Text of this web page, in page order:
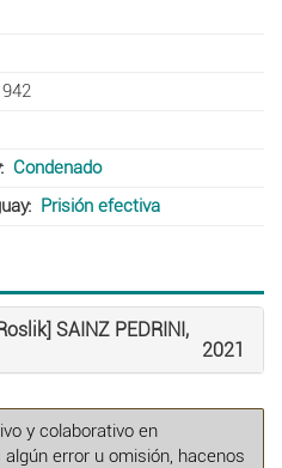
Condenado
Prisión efectiva
SAINZ PEDRINI,
2021
y colaborativo en
error u omisión, hacenos